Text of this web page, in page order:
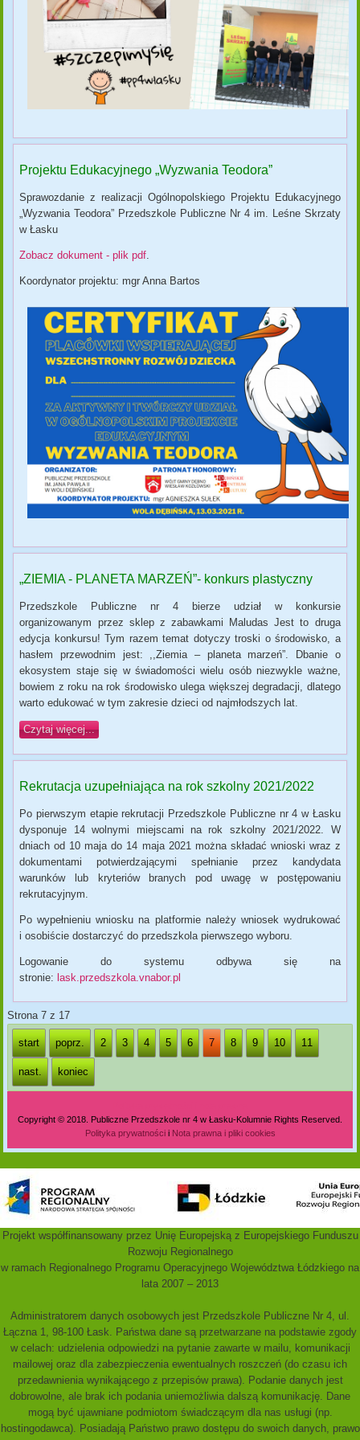
Projektu Edukacyjnego „Wyzwania Teodora”
Sprawozdanie z realizacji Ogólnopolskiego Projektu Edukacyjnego
„Wyzwania Teodora” Przedszkole Publiczne Nr 4 im. Leśne Skrzaty
w Łasku
Zobacz dokument - plik pdf
Koordynator projektu: mgr Anna Bartos
„ZIEMIA - PLANETA MARZEŃ”- konkurs plastyczny
Przedszkole Publiczne nr 4 bierze udział w konkursie
organizowanym przez sklep z zabawkami Maludas Jest to druga
edycja konkursu! Tym razem temat dotyczy troski o środowisko, a
hasłem przewodnim jest: ,,Ziemia – planeta marzeń”. Dbanie o
ekosystem staje się w świadomości wielu osób niezwykle ważne,
bowiem z roku na rok środowisko ulega większej degradacji, dlatego
warto edukować w tym zakresie dzieci od najmłodszych lat.
Czytaj więcej...
Rekrutacja uzupełniająca na rok szkolny 2021/2022
Po pierwszym etapie rekrutacji Przedszkole Publiczne nr 4 w Łasku
dysponuje 14 wolnymi miejscami na rok szkolny 2021/2022. W
dniach od 10 maja do 14 maja 2021 można składać wnioski wraz z
dokumentami potwierdzającymi spełnianie przez kandydata
warunków lub kryteriów branych pod uwagę w postępowaniu
rekrutacyjnym.
Po wypełnieniu wniosku na platformie należy wniosek wydrukować
i osobiście dostarczyć do przedszkola pierwszego wyboru.
Logowanie do systemu odbywa się na
stronie: lask.przedszkola.vnabor.pl
Strona 7 z 17
start poprz. 2 3 4 5 6 7 8 9 10 11
nast. koniec
Copyright © 2018. Publiczne Przedszkole nr 4 w Łasku-Kolumnie Rights Reserved.
Polityka prywatnościi Nota prawna i pliki cookies
Projekt współfinansowany przez Unię Europejską z Europejskiego Funduszu
Rozwoju Regionalnego
w ramach Regionalnego Programu Operacyjnego Województwa Łódzkiego na
lata 2007 – 2013
Administratorem danych osobowych jest Przedszkole Publiczne Nr 4, ul.
Łączna 1, 98-100 Łask. Państwa dane są przetwarzane na podstawie zgody
w celach: udzielenia odpowiedzi na pytanie zawarte w mailu, komunikacji
mailowej oraz dla zabezpieczenia ewentualnych roszczeń (do czasu ich
przedawnienia wynikającego z przepisów prawa). Podanie danych jest
dobrowolne, ale brak ich podania uniemożliwia dalszą komunikację. Dane
mogą być ujawniane podmiotom świadczącym dla nas usługi (np.
hostingodawca). Posiadają Państwo prawo dostępu do swoich danych, prawo